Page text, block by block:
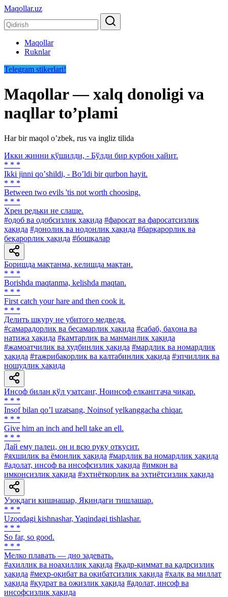
Maqollar.uz
Maqollar
Ruknlar
Telegram stikerlari!
Maqollar — xalq donoligi va
naqllar toʼplami
Har bir maqol oʼzbek, rus va ingliz tilida
Икки жинни қўшилди, - Бўлди бир қурбон ҳайит.
* * *
Ikki jinni qoʼshildi, - Boʼldi bir qurbon hayit.
* * *
Between two evils 'tis not worth choosing.
* * *
Хрен редьки не слаще.
#одоб ва одобсизлик ҳақида #фаросат ва фаросатсизлик
ҳақида #донолик ва нодонлик ҳақида #барқарорлик ва
беқарорлик ҳақида #бошқалар
Боришда мақтанма, келишда мақтан.
* * *
Borishda maqtanma, kelishda maqtan.
* * *
First catch your hare and then cook it.
* * *
Делить шкуру не убитого медведя.
#самарадорлик ва бесамарлик ҳақида #сабаб, баҳона ва
натижа ҳақида #камтарлик ва манманлик ҳақида
#жамоатчилик ва худбинлик ҳақида #мардлик ва номардлик
ҳақида #тажрибакорлик ва калтабинлик ҳақида #эпчиллик ва
ношудлик ҳақида
Инсоф билан қўл узатсанг, Ноинсоф елканггача чиқар.
* * *
Insof bilan qoʼl uzatsang, Noinsof yelkanggacha chiqar.
* * *
Give him an inch and hell take an ell.
* * *
Дай ему палец, он и всю руку откусит.
#яхшилик ва ёмонлик ҳақида #мардлик ва номардлик ҳақида
#адолат, инсоф ва инсофсизлик ҳақида #имкон ва
имконсизлик ҳақида #эҳтиёткорлик ва эҳтиётсизлик ҳақида
Узоқдаги кишнашар, Яқиндаги тишлашар.
* * *
Uzoqdagi kishnashar, Yaqindagi tishlashar.
* * *
So far, so good.
* * *
Мелко плавать — дно задевать.
#аҳиллик ва ноаҳиллик ҳақида #қадр-қиммат ва қадрсизлик
ҳақида #меҳр-оқибат ва оқибатсизлик ҳақида #халқ ва миллат
ҳақида #қудрат ва ожизлик ҳақида #адолат, инсоф ва
инсофсизлик ҳақида